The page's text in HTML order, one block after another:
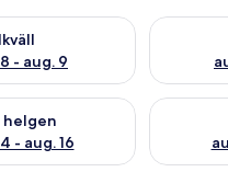
Ikväll
- aug. 9
för ikväll aug.
helgen
- aug. 16
för den här